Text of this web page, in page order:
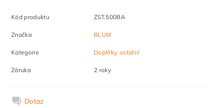
Kód produktu ZST.500BA
Značka BLUM
Kategorie Doplňky, ostatní
Záruka 2 roky
Dotaz